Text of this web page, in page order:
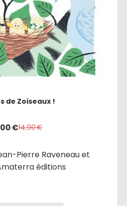
de Zoiseaux !
€14,90€
Pierre Raveneau et
éditions